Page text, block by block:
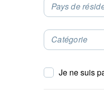
Select an
Pays de
Select an
Catégorie
Je ne suis